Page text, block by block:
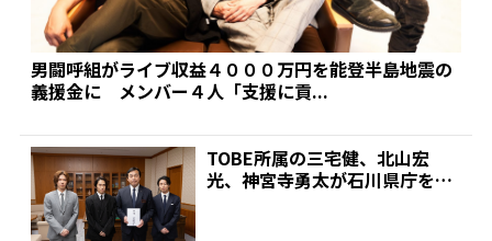
男闘呼組がライブ収益４０００万円を能登半島地震の
義援金に メンバー４人「支援に貢...
TOBE所属の三宅健、北山宏
光、神宮寺勇太が石川県庁を訪